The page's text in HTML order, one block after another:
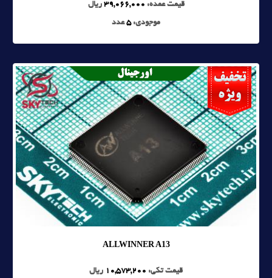
قیمت عمده: 39,066,000 ریال
موجودی:5عدد
ALLWINNER A13
قیمت تکی: 10,573,200 ریال